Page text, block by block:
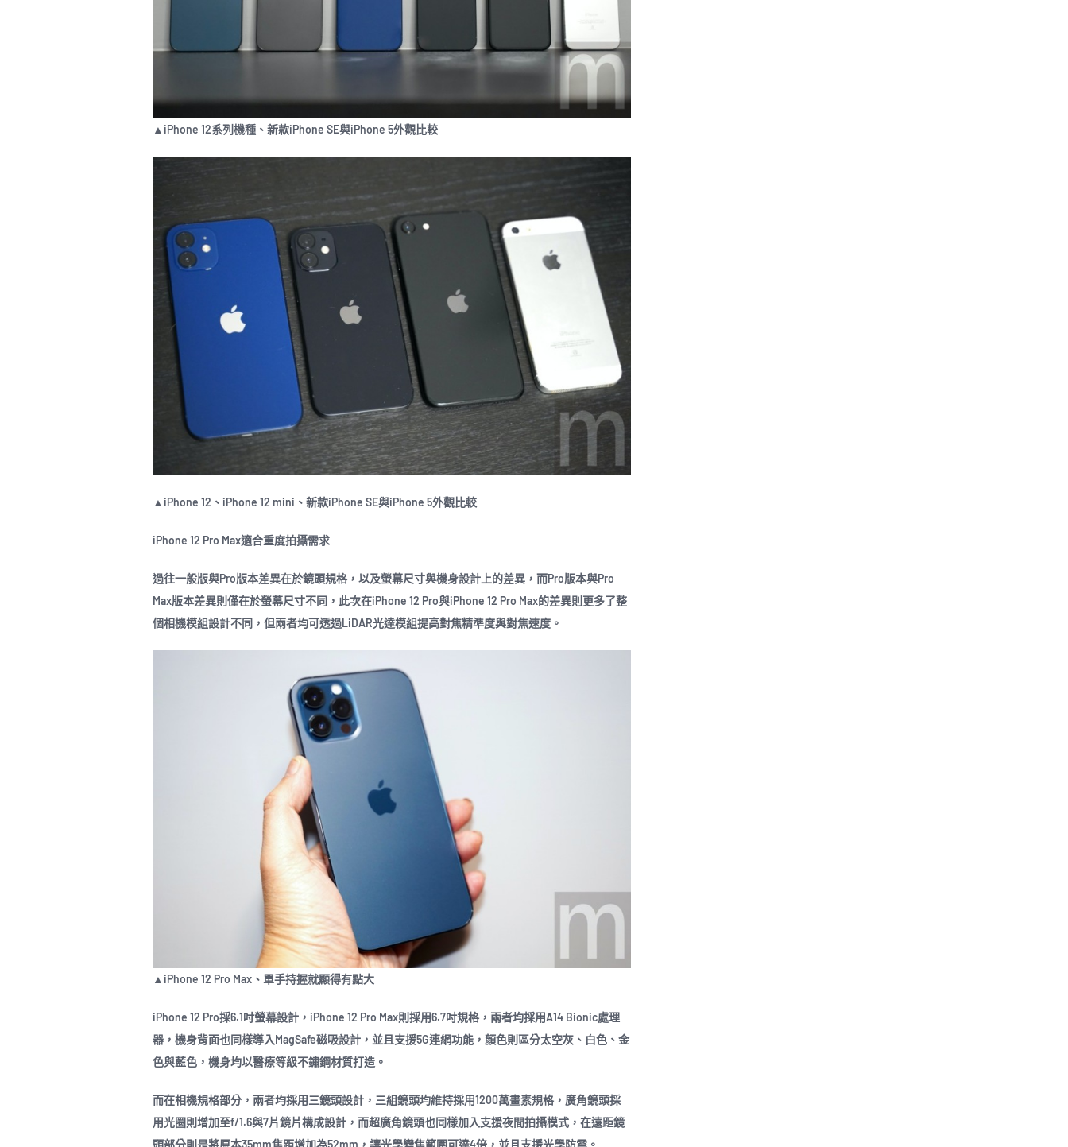
▲iPhone 12系列機種、新款iPhone SE與iPhone 5外觀比較
▲iPhone 12、iPhone 12 mini、新款iPhone SE與iPhone 5外觀比較
iPhone 12 Pro Max適合重度拍攝需求
過往一般版與Pro版本差異在於鏡頭規格，以及螢幕尺寸與機身設計上的差異，而Pro版本與Pro
Max版本差異則僅在於螢幕尺寸不同，此次在iPhone 12 Pro與iPhone 12 Pro Max的差異則更多了整
個相機模組設計不同，但兩者均可透過LiDAR光達模組提高對焦精準度與對焦速度。
▲iPhone 12 Pro Max、單手持握就顯得有點大
iPhone 12 Pro採6.1吋螢幕設計，iPhone 12 Pro Max則採用6.7吋規格，兩者均採用A14 Bionic處理
器，機身背面也同樣導入MagSafe磁吸設計，並且支援5G連網功能，顏色則區分太空灰、白色、金
色與藍色，機身均以醫療等級不鏽鋼材質打造。
而在相機規格部分，兩者均採用三鏡頭設計，三組鏡頭均維持採用1200萬畫素規格，廣角鏡頭採
用光圈則增加至f/1.6與7片鏡片構成設計，而超廣角鏡頭也同樣加入支援夜間拍攝模式，在遠距鏡